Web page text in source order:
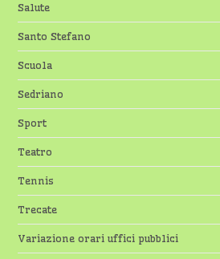
Salute
Santo Stefano
Scuola
Sedriano
Sport
Teatro
Tennis
Trecate
Variazione orari uffici pubblici